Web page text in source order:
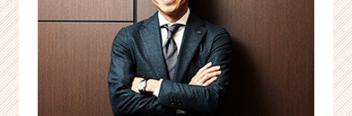
ャ
ー」
の
注
目
企